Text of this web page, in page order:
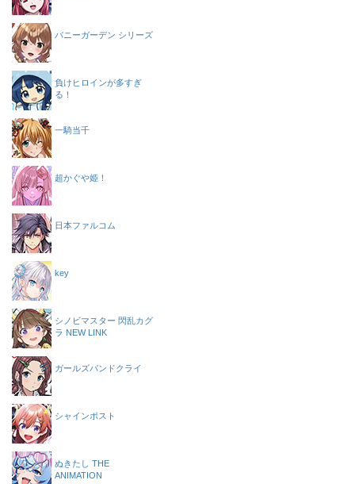
バニーガーデン シリーズ
負けヒロインが多すぎ
る！
一騎当千
超かぐや姫！
日本ファルコム
key
シノビマスター 閃乱カグ
ラ NEW LINK
ガールズバンドクライ
シャインポスト
ぬきたし THE
ANIMATION